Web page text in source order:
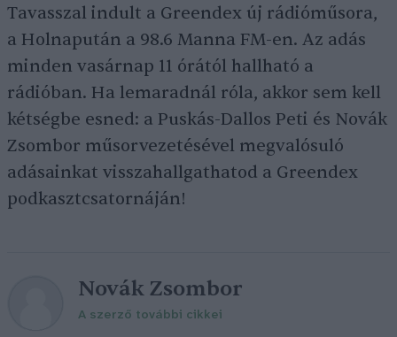
Tavasszal indult a Greendex új rádióműsora,
a Holnapután a 98.6 Manna FM-en. Az adás
minden vasárnap 11 órától hallható a
rádióban. Ha lemaradnál róla, akkor sem kell
kétségbe esned: a Puskás-Dallos Peti és Novák
Zsombor műsorvezetésével megvalósuló
adásainkat visszahallgathatod a Greendex
podkasztcsatornáján!
Novák Zsombor
A szerző további cikkei